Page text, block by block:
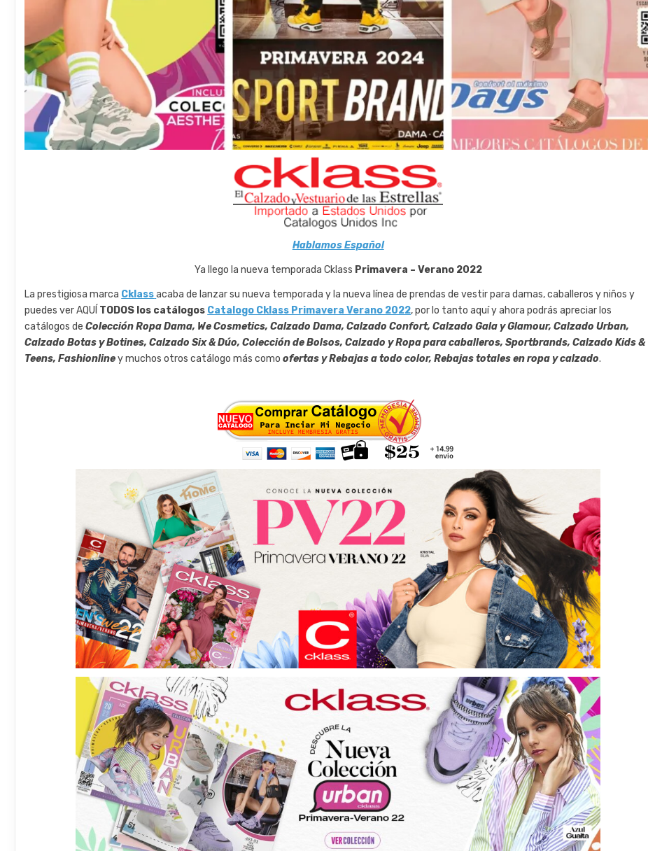
Hablamos Español
Ya llego la nueva temporada Cklass Primavera – Verano 2022
La prestigiosa marca Cklassacaba de lanzar su nueva temporada y la nueva línea de prendas de vestir para damas, caballeros y niños y
puedes ver AQUÍ TODOS los catálogos Catalogo Cklass Primavera Verano 2022, por lo tanto aquí y ahora podrás apreciar los
catálogos deColección Ropa Dama, We Cosmetics, Calzado Dama, Calzado Confort, Calzado Gala y Glamour, Calzado Urban,
Calzado Botas y Botines, Calzado Six & Dúo, Colección de Bolsos, Calzado y Ropa para caballeros, Sportbrands, Calzado Kids &
Teens, Fashionliney muchos otros catálogo más comoofertas y Rebajas a todo color, Rebajas totales en ropa y calzado.